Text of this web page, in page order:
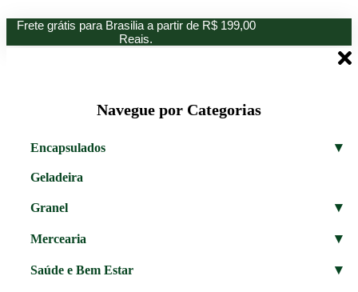
para
Frete grátis para Brasilia a partir de R$ 199,00
Reais.
Navegue por Categorias
Encapsulados ▾
Geladeira
Granel ▾
Mercearia ▾
Saúde e Bem Estar ▾